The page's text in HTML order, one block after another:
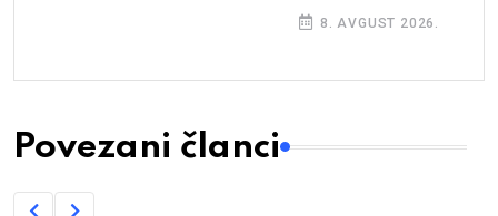
8. AVGUST 2026.
Povezani članci